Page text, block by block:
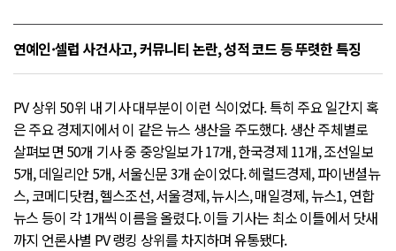
연예인·셀럽 사건사고, 커뮤니티 논란, 성적 코드 등 뚜렷한 특징
PV 상위 50위 내 기사 대부분이 이런 식이었다. 특히 주요 일간지 혹
은 주요 경제지에서 이 같은 뉴스 생산을 주도했다. 생산 주체별로
살펴보면 50개 기사 중 중앙일보가 17개, 한국경제 11개, 조선일보
5개, 데일리안 5개, 서울신문 3개 순이었다. 헤럴드경제, 파이낸셜뉴
스, 코메디닷컴, 헬스조선, 서울경제, 뉴시스, 매일경제, 뉴스1, 연합
뉴스 등이 각 1개씩 이름을 올렸다. 이들 기사는 최소 이틀에서 닷새
까지 언론사별 PV 랭킹 상위를 차지하며 유통됐다.